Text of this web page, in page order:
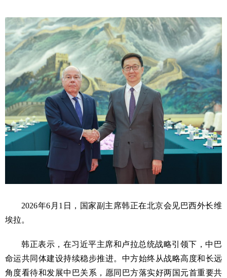
2026年6月1日，国家副主席韩正在北京会见巴西外长维
埃拉。
韩正表示，在习近平主席和卢拉总统战略引领下，中巴
命运共同体建设持续稳步推进。中方始终从战略高度和长远
角度看待和发展中巴关系，愿同巴方落实好两国元首重要共